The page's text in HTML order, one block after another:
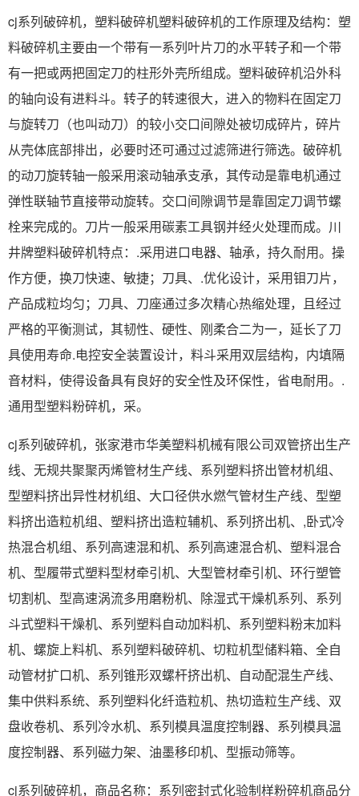
cj系列破碎机，塑料破碎机塑料破碎机的工作原理及结构：塑
料破碎机主要由一个带有一系列叶片刀的水平转子和一个带
有一把或两把固定刀的柱形外壳所组成。塑料破碎机沿外科
的轴向设有进料斗。转子的转速很大，进入的物料在固定刀
与旋转刀（也叫动刀）的较小交口间隙处被切成碎片，碎片
从壳体底部排出，必要时还可通过过滤筛进行筛选。破碎机
的动刀旋转轴一般采用滚动轴承支承，其传动是靠电机通过
弹性联轴节直接带动旋转。交口间隙调节是靠固定刀调节螺
栓来完成的。刀片一般采用碳素工具钢并经火处理而成。川
井牌塑料破碎机特点：.采用进口电器、轴承，持久耐用。操
作方便，换刀快速、敏捷；刀具、.优化设计，采用钼刀片，
产品成粒均匀；刀具、刀座通过多次精心热缩处理，且经过
严格的平衡测试，其韧性、硬性、刚柔合二为一，延长了刀
具使用寿命.电控安全装置设计，料斗采用双层结构，内填隔
音材料，使得设备具有良好的安全性及环保性，省电耐用。.
通用型塑料粉碎机，采。
cj系列破碎机，张家港市华美塑料机械有限公司双管挤出生产
线、无规共聚聚丙烯管材生产线、系列塑料挤出管材机组、
型塑料挤出异性材机组、大口径供水燃气管材生产线、型塑
料挤出造粒机组、塑料挤出造粒辅机、系列挤出机、,卧式冷
热混合机组、系列高速混和机、系列高速混合机、塑料混合
机、型履带式塑料型材牵引机、大型管材牵引机、环行塑管
切割机、型高速涡流多用磨粉机、除湿式干燥机系列、系列
斗式塑料干燥机、系列塑料自动加料机、系列塑料粉末加料
机、螺旋上料机、系列塑料破碎机、切粒机型储料箱、全自
动管材扩口机、系列锥形双螺杆挤出机、自动配混生产线、
集中供料系统、系列塑料化纤造粒机、热切造粒生产线、双
盘收卷机、系列冷水机、系列模具温度控制器、系列模具温
度控制器、系列磁力架、油墨移印机、型振动筛等。
cj系列破碎机，商品名称：系列密封式化验制样粉碎机商品分